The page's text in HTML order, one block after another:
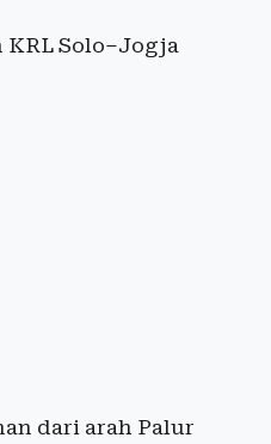
KRL Solo–Jogja
dari arah Palur